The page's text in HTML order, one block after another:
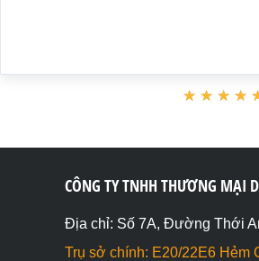
★ ★ ★ ★
★ ★ ★ ★
CÔNG TY TNHH THƯƠNG MẠI
Địa chỉ: Số 7A, Đường Thới
Trụ sở chính: E20/22E6 Hẻm